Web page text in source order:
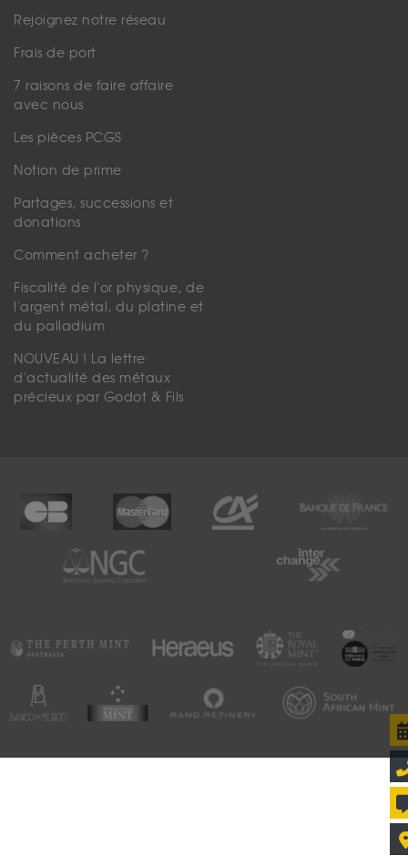
Rejoignez notre réseau
Frais de port
7 raisons de faire affaire
avec nous
Les pièces PCGS
Notion de prime
Partages, successions et
donations
Comment acheter ?
Fiscalité de l'or physique, de
l'argent métal, du platine et
du palladium
NOUVEAU ! La lettre
d'actualité des métaux
précieux par Godot & Fils